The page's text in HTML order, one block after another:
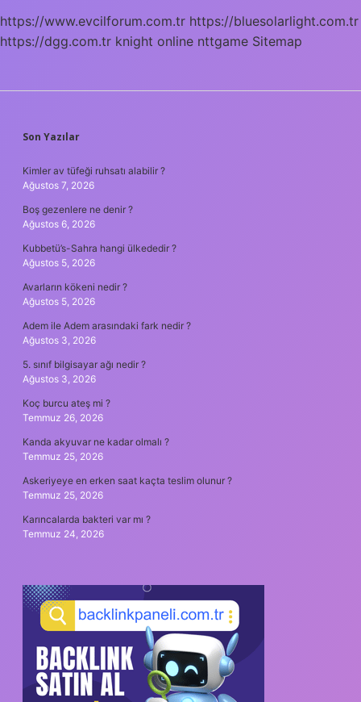
https://www.evcilforum.com.tr https://bluesolarlight.com.tr
https://dgg.com.tr knight online nttgame Sitemap
SIDEBAR
Son Yazılar
Kimler av tüfeği ruhsatı alabilir ?
Ağustos 7, 2026
Boş gezenlere ne denir ?
Ağustos 6, 2026
Kubbetü’s-Sahra hangi ülkededir ?
Ağustos 5, 2026
Avarların kökeni nedir ?
Ağustos 5, 2026
Adem ile Adem arasındaki fark nedir ?
Ağustos 3, 2026
5. sınıf bilgisayar ağı nedir ?
Ağustos 3, 2026
Koç burcu ateş mi ?
Temmuz 26, 2026
Kanda akyuvar ne kadar olmalı ?
Temmuz 25, 2026
Askeriyeye en erken saat kaçta teslim olunur ?
Temmuz 25, 2026
Karıncalarda bakteri var mı ?
Temmuz 24, 2026